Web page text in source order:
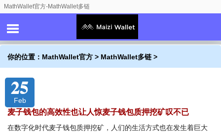
MathWallet官方-MathWallet多链
你的位置： MathWallet官方 > MathWallet多链 >
25
Feb
麦子钱包的高效性也让人惊麦子钱包质押挖矿叹不已
在数字化时代麦子钱包质押挖矿，人们的生活方式也在发生着巨大